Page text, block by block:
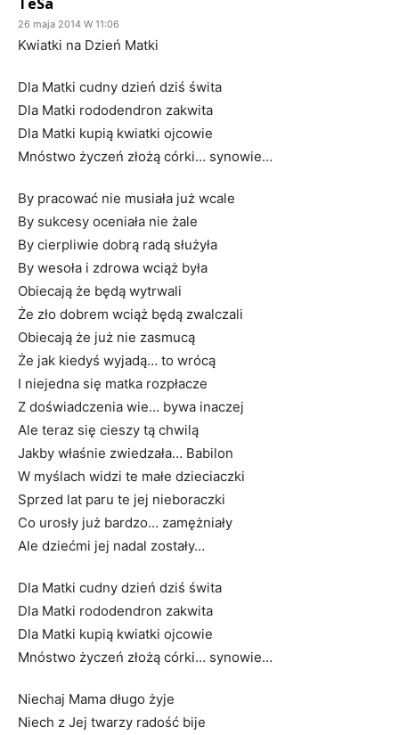
26 maja 2014 W 11:06
Kwiatki na Dzień Matki
Dla Matki cudny dzień dziś świta
Dla Matki rododendron zakwita
Dla Matki kupią kwiatki ojcowie
Mnóstwo życzeń złożą córki… synowie…
By pracować nie musiała już wcale
By sukcesy oceniała nie żale
By cierpliwie dobrą radą służyła
By wesoła i zdrowa wciąż była
Obiecają że będą wytrwali
Że zło dobrem wciąż będą zwalczali
Obiecają że już nie zasmucą
Że jak kiedyś wyjadą… to wrócą
I niejedna się matka rozpłacze
Z doświadczenia wie… bywa inaczej
Ale teraz się cieszy tą chwilą
Jakby właśnie zwiedzała… Babilon
W myślach widzi te małe dzieciaczki
Sprzed lat paru te jej nieboraczki
Co urosły już bardzo… zamężniały
Ale dziećmi jej nadal zostały…
Dla Matki cudny dzień dziś świta
Dla Matki rododendron zakwita
Dla Matki kupią kwiatki ojcowie
Mnóstwo życzeń złożą córki… synowie…
Niechaj Mama długo żyje
Niech z Jej twarzy radość bije